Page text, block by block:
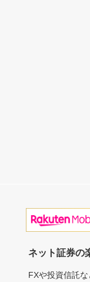
ネット証券の
FXや投資信託